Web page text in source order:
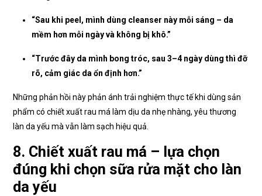
“Sau khi peel, mình dùng cleanser này mỗi sáng – da
mềm hơn mỗi ngày và không bị khô.”
“Trước đây da mình bong tróc, sau 3–4 ngày dùng thì đỡ
rõ, cảm giác da ổn định hơn.”
Những phản hồi này phản ánh trải nghiệm thực tế khi dùng sản
phẩm có chiết xuất rau má làm dịu da nhẹ nhàng, yêu thương
làn da yếu mà vẫn làm sạch hiệu quả.
8. Chiết xuất rau má – lựa chọn
đúng khi chọn sữa rửa mặt cho làn
da yếu